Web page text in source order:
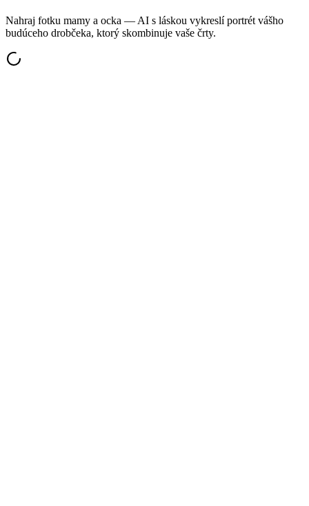
Nahraj fotku mamy a ocka — AI s láskou vykreslí portrét vášho
budúceho drobčeka, ktorý skombinuje vaše črty.